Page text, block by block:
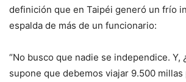
definición que en Taipéi generó un frío
espalda de más de un funcionario:
“No busco que nadie se independice. Y,
supone que debemos viajar 9.500 millas